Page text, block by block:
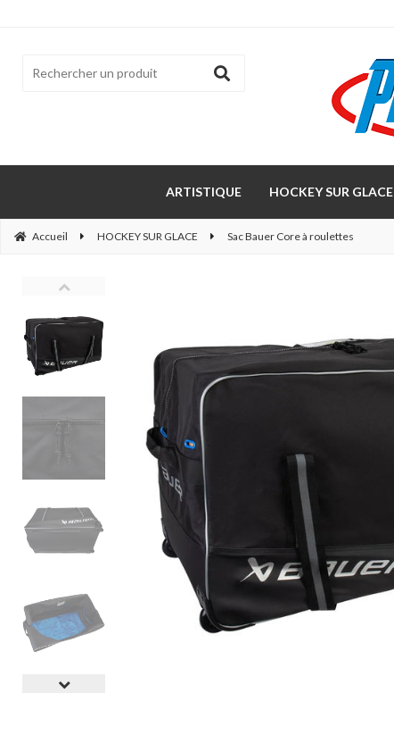
ARTISTIQUE HOCKEY SUR GLACE
Accueil HOCKEY SUR GLACE Sac Bauer Core à roulettes